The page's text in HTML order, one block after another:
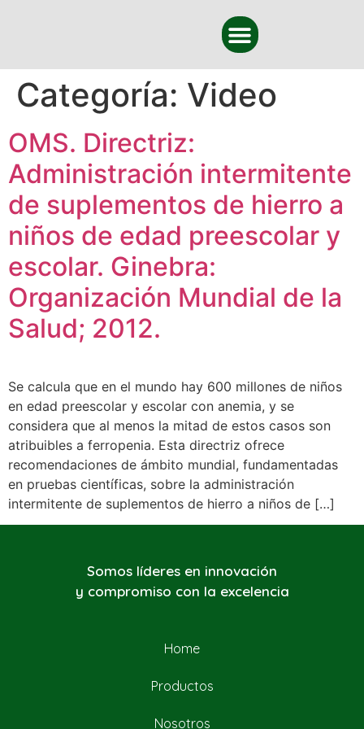
Categoría: Video
OMS. Directriz:
Administración intermitente
de suplementos de hierro a
niños de edad preescolar y
escolar. Ginebra:
Organización Mundial de la
Salud; 2012.
Se calcula que en el mundo hay 600 millones de niños
en edad preescolar y escolar con anemia, y se
considera que al menos la mitad de estos casos son
atribuibles a ferropenia. Esta directriz ofrece
recomendaciones de ámbito mundial, fundamentadas
en pruebas científicas, sobre la administración
intermitente de suplementos de hierro a niños de […]
Somos líderes en innovación
y compromiso con la excelencia
Home
Productos
Nosotros